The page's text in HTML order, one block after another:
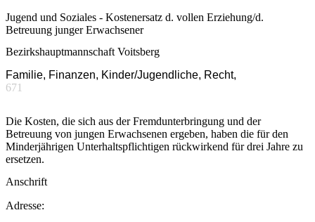
Jugend und Soziales - Kostenersatz d. vollen Erziehung/d.
Betreuung junger Erwachsener
Bezirkshauptmannschaft Voitsberg
Familie, Finanzen, Kinder/Jugendliche, Recht,
671
Die Kosten, die sich aus der Fremdunterbringung und der
Betreuung von jungen Erwachsenen ergeben, haben die für den
Minderjährigen Unterhaltspflichtigen rückwirkend für drei Jahre zu
ersetzen.
Anschrift
Adresse: